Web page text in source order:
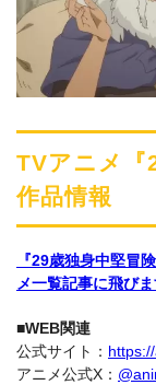
TVアニメ『
作品情報
『29歳独身中堅冒
メ一覧記事に飛びま
■WEB関連
公式サイト：
アニメ公式X：